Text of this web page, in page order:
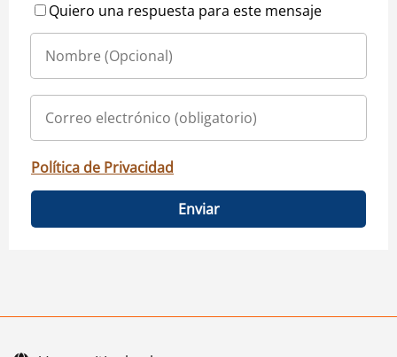
Quiero una respuesta para este mensaje
Política de Privacidad
Enviar